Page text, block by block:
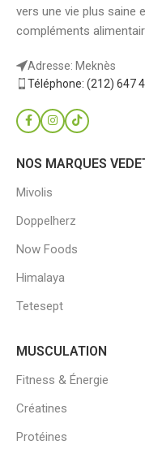
vers une vie plus saine
compléments
Adresse: Meknès
Téléphone: (212) 647
NOS MARQUES
Mivolis
Doppelherz
Now Foods
Himalaya
Tetesept
MUSCULATION
Fitness & Énergie
Créatines
Protéines